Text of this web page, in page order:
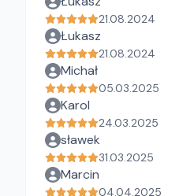
21.08.2024
Łukasz
21.08.2024
Michał
05.03.2025
Karol
24.03.2025
sławek
31.03.2025
Marcin
04.04.2025